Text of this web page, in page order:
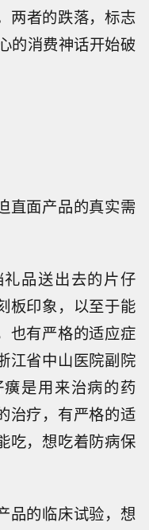
两者的跌落，标志
的消费神话开始破
直面产品的真实需
品送出去的片仔
板印象，以至于能
也有严格的适应症
江省中山医院副院
是用来治病的药
治疗，有严格的适
吃，想吃着防病保
品的临床试验，想